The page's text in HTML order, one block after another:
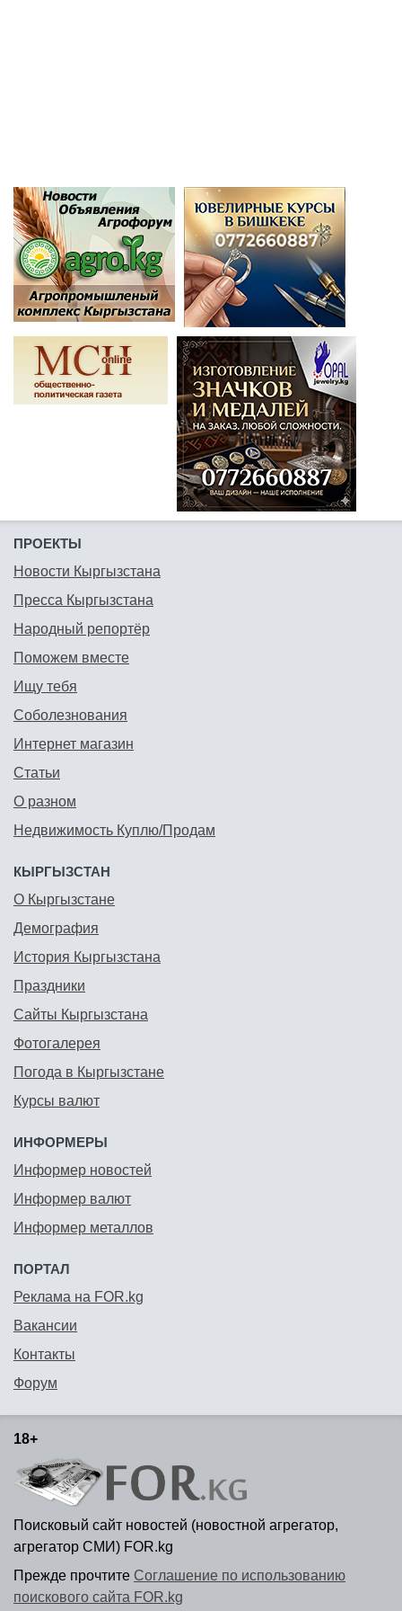
ПРОЕКТЫ
Новости Кыргызстана
Пресса Кыргызстана
Народный репортёр
Поможем вместе
Ищу тебя
Соболезнования
Интернет магазин
Статьи
О разном
Недвижимость Куплю/Продам
КЫРГЫЗСТАН
О Кыргызстане
Демография
История Кыргызстана
Праздники
Сайты Кыргызстана
Фотогалерея
Погода в Кыргызстане
Курсы валют
ИНФОРМЕРЫ
Информер новостей
Информер валют
Информер металлов
ПОРТАЛ
Реклама на FOR.kg
Вакансии
Контакты
Форум
18+
Поисковый сайт новостей (новостной агрегатор,
агрегатор СМИ) FOR.kg
Прежде прочтите Соглашение по использованию
поискового сайта FOR.kg